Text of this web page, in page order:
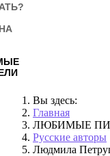
Вы здесь:
Главная
ЛЮБИМЫЕ
Русские авторы
Людмила